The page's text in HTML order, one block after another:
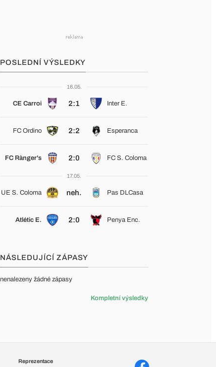
POSLEDNÍ VÝSLEDKY
16.05.
CE Carroi 2:1 Inter E.
FC Ordino 2:2 Esperanca
FC Rànger's 2:0 FC S. Coloma
17.05.
UE S. Coloma neh. Pas DLCasa
Atlétic E. 2:0 Penya Enc.
NÁSLEDUJÍCÍ ZÁPASY
nenalezeny žádné zápasy
Kompletní výsledky
Reprezentace